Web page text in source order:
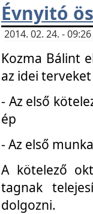
Évnyitó
2014. 02. 24. -
Kozma Bálint
az idei
- Az első
ép
- Az első
A kötelező
tagnak
dolgozni.